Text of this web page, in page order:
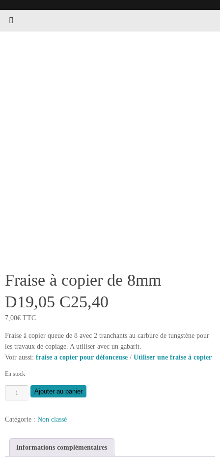
Fraise à copier de 8mm
D19,05 C25,40
7,00€ TTC
Fraise à copier queue de 8 avec 2 tranchants au carbure de tungstène pour
les travaux de copiage. A utiliser avec un gabarit.
Voir aussi: fraise a copier pour défonceuse / Utiliser une fraise à copier
En stock
quantité
de
à
8mm
Ajouter au panier
Catégorie : Non classé
Informations complémentaires